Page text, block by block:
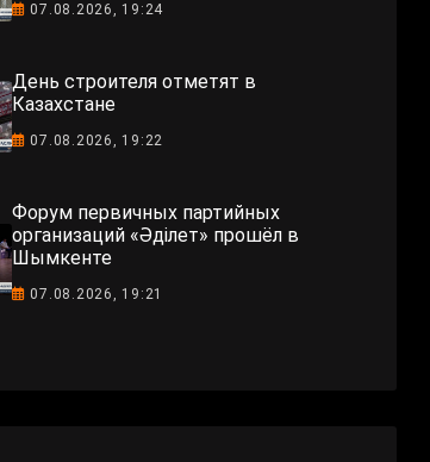
07.08.2026, 19:24
День строителя отметят в
Казахстане
07.08.2026, 19:22
Форум первичных партийных
организаций «Әділет» прошёл в
Шымкенте
07.08.2026, 19:21